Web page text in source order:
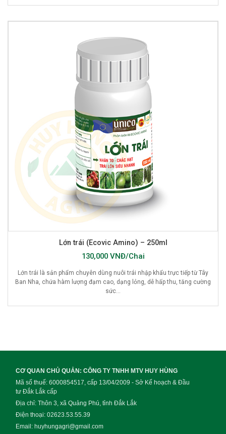
Lớn trái (Ecovic Amino) – 250ml
130,000 VNĐ/Chai
Lớn trái là sản phẩm chuyên dùng nuôi trái nhập khẩu trực tiếp từ Tây
Ban Nha, chứa hàm lượng đạm cao, dạng lỏng, dễ hấp thu, tăng cường
sức...
CƠ QUAN CHỦ QUẢN: CÔNG TY TNHH MTV HUY HÙNG
Mã số thuế: 6000854517, cấp 13/04/2009 - Sở Kế hoạch & Đầu
tư Đắk Lắk cấp
Địa chỉ: Thôn 3, xã Quảng Phú, tỉnh Đắk Lắk
Điện thoại: 02623.53.55.39
Email: huyhungagri@gmail.com